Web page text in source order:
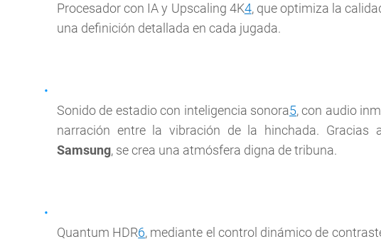
Procesador con IA y Upscaling 4K4, que optimiza la
una definición detallada en cada jugada.
Sonido de estadio con inteligencia sonora5, con audio
narración entre la vibración de la hinchada. Gracias
Samsung, se crea una atmósfera digna de tribuna.
Quantum HDR6, mediante el control dinámico de